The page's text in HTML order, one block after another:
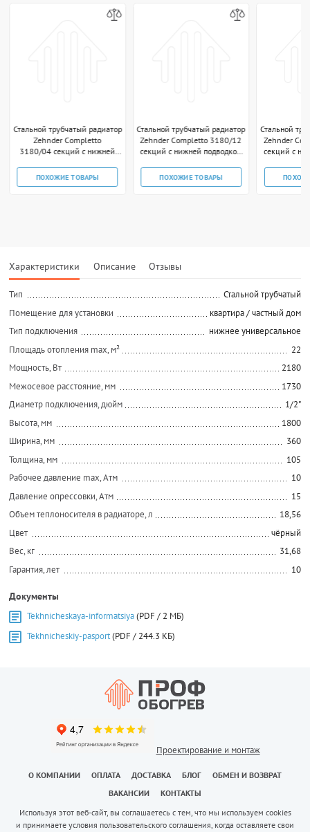
Стальной трубчатый радиатор
Zehnder Completto
3180/04 секций с нижней
technoline
ПОХОЖИЕ ТОВАРЫ
Стальной трубчатый радиатор
Zehnder Completto 3180/12
секций с нижней подводкой
ПОХОЖИЕ ТОВАРЫ
Стальной
Zehnder
секций с
Характеристики Описание Отзывы
Тип
Стальной трубчатый
Помещение для установки
квартира / частный дом
Тип подключения
нижнее универсальное
Площадь отопления max, м²
22
Мощность, Вт
2180
Межосевое расстояние, мм
1730
Диаметр подключения, дюйм
1/2"
Высота, мм
1800
Ширина, мм
360
Толщина, мм
105
Рабочее давление max, Атм
10
Давление опрессовки, Атм
15
Объем теплоносителя в радиаторе, л
18,56
Цвет
чёрный
Вес, кг
31,68
Гарантия, лет
10
Документы
Tekhnicheskaya-informatsiya(PDF / 2 МБ)
Tekhnicheskiy-pasport(PDF / 244.3 КБ)
Проектирование и монтаж
О КОМПАНИИ ОПЛАТА ДОСТАВКА БЛОГ
ОБМЕН И ВОЗВРАТ
ВАКАНСИИ
КОНТАКТЫ
Используя этот веб-сайт, вы соглашаетесь с тем, что мы используем cookies
и принимаете условия пользовательского соглашения, когда оставляете свои